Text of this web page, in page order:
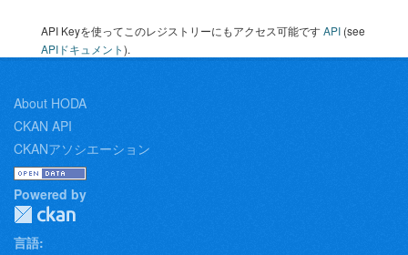
API Keyを使ってこのレジストリーにもアクセス可能ですAPI (see
APIドキュメント).
About HODA
CKAN API
CKANアソシエーション
Powered by
言語